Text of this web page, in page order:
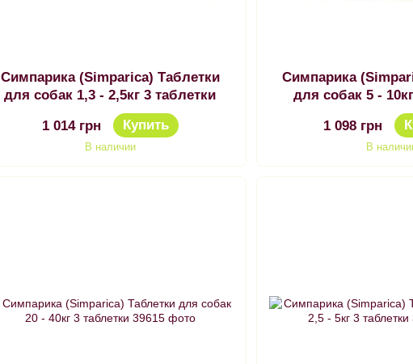
Симпарика (Simparica) Таблетки
для собак 1,3 - 2,5кг 3 таблетки
1 014 грн Купить
В наличии
Симпарика
для собак 5 -
1 098 грн
В